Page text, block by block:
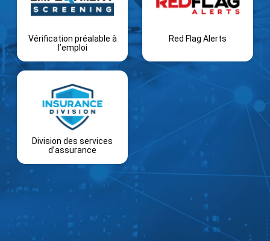
Vérification préalable à
l’emploi
Red Flag Alerts
Division des services
d’assurance